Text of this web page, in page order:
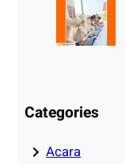
Categories
Acara